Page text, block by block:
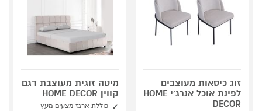
זוג כיסאות מעוצבים
לפינת אוכל אנרג'י HOME
DECOR
מיטה זוגית מעוצבת דגם
קווין HOME DECOR
כוללת ארגז מצעים מעץ